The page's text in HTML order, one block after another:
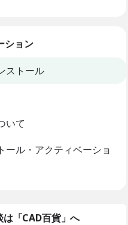
ション
ストール
いて
ール・アクティベーショ
「CAD百貨」へ